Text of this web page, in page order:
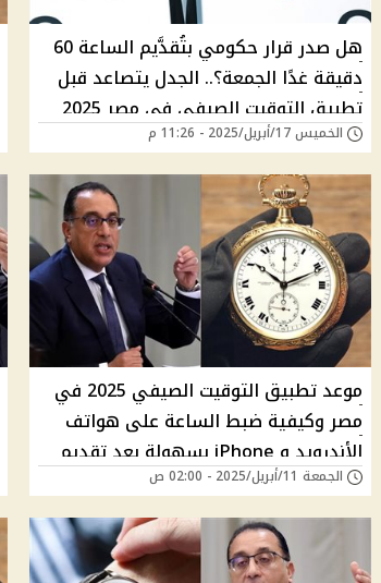
هل صدر قرار حكومي بتُقدَّيم الساعة 60
دقيقة غدًا الجمعة؟.. الجدل يتصاعد قبل
تطبيق التوقيت الصيفي في مصر 2025
الخميس 17/أبريل/2025 - 11:26 م
موعد تطبيق التوقيت الصيفي 2025 في
مصر وكيفية ضبط الساعة على هواتف
الأندرويد و iPhone بسهولة بعد تقديم
الساعة 60 دقيقة
الجمعة 11/أبريل/2025 - 02:00 ص